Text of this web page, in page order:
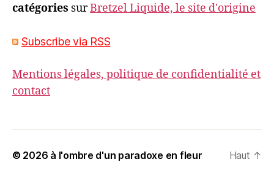
catégories surBretzel Liquide, le site d'origine
Subscribe via RSS
Mentions légales, politique de confidentialité et
contact
© 2026 à l'ombre d'un paradoxe en fleur Haut ↑